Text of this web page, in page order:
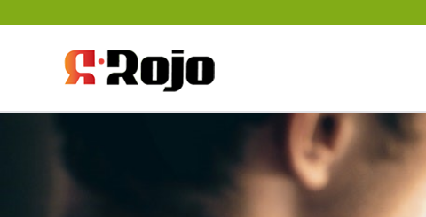
między pracodawcą